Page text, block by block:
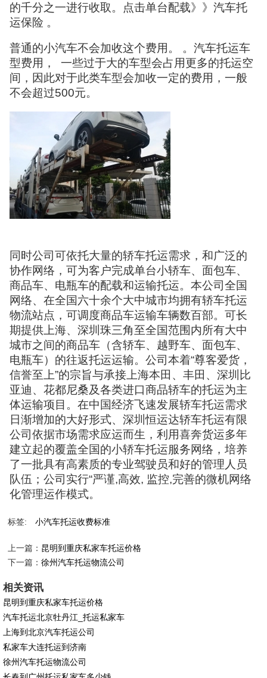
的千分之一进行收取。点击单台配载》》汽车托
运保险 。
普通的小汽车不会加收这个费用。 。汽车托运车
型费用， 一些过于大的车型会占用更多的托运空
间，因此对于此类车型会加收一定的费用，一般
不会超过500元。
同时公司可依托大量的轿车托运需求，和广泛的
协作网络，可为客户完成单台小轿车、面包车、
商品车、电瓶车的配载和运输托运。本公司全国
网络、在全国六十余个大中城市均拥有轿车托运
物流站点，可调度商品车运输车辆数百部。可长
期提供上海、深圳珠三角至全国范围内所有大中
城市之间的商品车（含轿车、越野车、面包车、
电瓶车）的往返托运运输。公司本着“尊客爱货，
信誉至上”的宗旨与承接上海本田、丰田、深圳比
亚迪、花都尼桑及各类进口商品轿车的托运为主
体运输项目。在中国经济飞速发展轿车托运需求
日渐增加的大好形式、深圳恒运达轿车托运有限
公司依据市场需求应运而生，利用喜奔货运多年
建立起的覆盖全国的小轿车托运服务网络，培养
了一批具有高素质的专业驾驶员和好的管理人员
队伍；公司实行“严谨,高效, 监控,完善的微机网络
化管理运作模式。
标签: 小汽车托运收费标准
上一篇： 昆明到重庆私家车托运价格
下一篇：徐州汽车托运物流公司
相关资讯
昆明到重庆私家车托运价格
汽车托运北京牡丹江_托运私家车
上海到北京汽车托运公司
私家车大连托运到济南
徐州汽车托运物流公司